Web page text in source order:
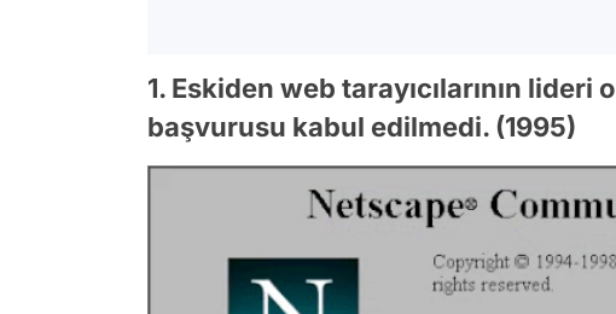
1. Eskiden web tarayıcılarının
başvurusu kabul edilmedi. (1995)